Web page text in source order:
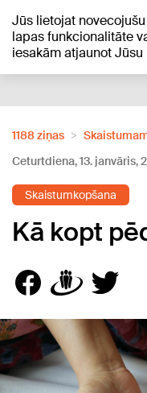
Jūs lietojat
lapas funkcionalitāte
iesakām atjaunot
+15°C
1188 ziņas
Ceturtdiena, 13. janvāris,
Skaistumkopšana
Kā kopt